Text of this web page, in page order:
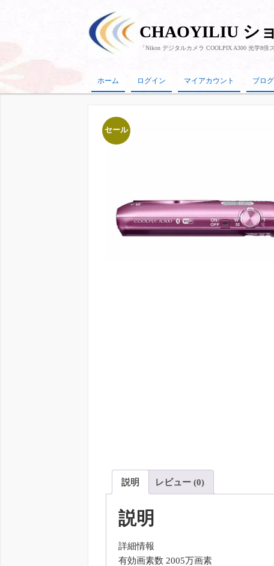
CHAOYILIU シ
「Nikon デジタルカメラ COOLPIX A300 光学8倍
ホーム ログイン マイアカウント ブログ
セール
説明 レビュー (0)
説明
詳細情報
有効画素数 2005万画素